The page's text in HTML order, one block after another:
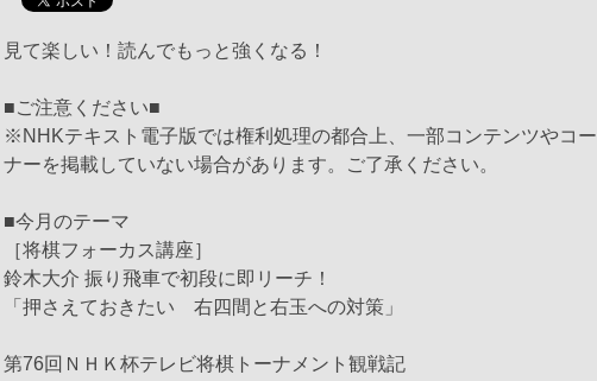
見て楽しい！読んでもっと強くなる！
■ご注意ください■
※NHKテキスト電子版では権利処理の都合上、一部コンテンツやコー
ナーを掲載していない場合があります。ご了承ください。
■今月のテーマ
［将棋フォーカス講座］
鈴木大介 振り飛車で初段に即リーチ！
「押さえておきたい 右四間と右玉への対策」
第76回ＮＨＫ杯テレビ将棋トーナメント観戦記